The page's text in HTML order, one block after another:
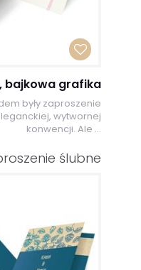
bajkowa grafika
były zaproszenie
wytwornej
konwencji. Ale ...
ślubne